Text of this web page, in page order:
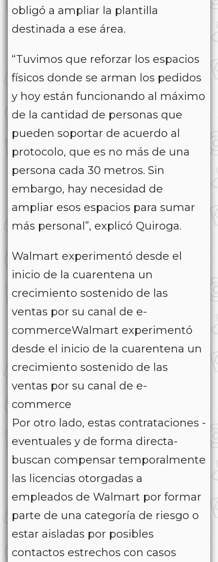
obligó a ampliar la plantilla
destinada a ese área.
“Tuvimos que reforzar los espacios
físicos donde se arman los pedidos
y hoy están funcionando al máximo
de la cantidad de personas que
pueden soportar de acuerdo al
protocolo, que es no más de una
persona cada 30 metros. Sin
embargo, hay necesidad de
ampliar esos espacios para sumar
más personal”, explicó Quiroga.
Walmart experimentó desde el
inicio de la cuarentena un
crecimiento sostenido de las
ventas por su canal de e-
commerceWalmart experimentó
desde el inicio de la cuarentena un
crecimiento sostenido de las
ventas por su canal de e-
commerce
Por otro lado, estas contrataciones -
eventuales y de forma directa-
buscan compensar temporalmente
las licencias otorgadas a
empleados de Walmart por formar
parte de una categoría de riesgo o
estar aisladas por posibles
contactos estrechos con casos